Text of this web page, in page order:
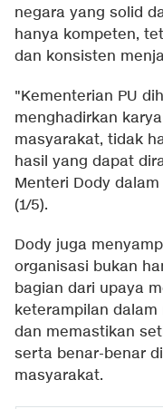
negara yang solid
hanya kompeten,
dan konsisten
"Kementerian PU
menghadirkan
masyarakat, tidak
hasil yang dapat
Menteri Dody
(1/5).
Dody juga
organisasi bukan
bagian dari upaya
keterampilan
dan memastikan
serta benar-benar
masyarakat.